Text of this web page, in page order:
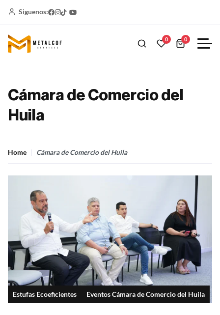
Siguenos:
0 0
Cámara de Comercio del
Huila
Home Cámara de Comercio del Huila
Estufas Ecoeficientes Eventos Cámara de Comercio del Huila